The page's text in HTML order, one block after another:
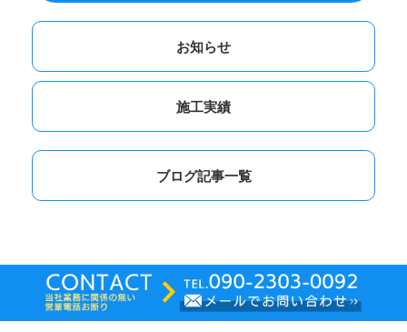
お知らせ
施工実績
ブログ記事一覧